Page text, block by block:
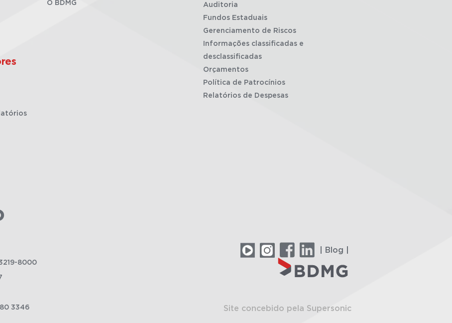
O BDMG
Auditoria
Fundos Estaduais
Gerenciamento de Riscos
Informações classificadas e
desclassificadas
Orçamentos
Política de Patrocínios
Relatórios de Despesas
8000
3346
| Blog |
Site concebido pela Supersonic